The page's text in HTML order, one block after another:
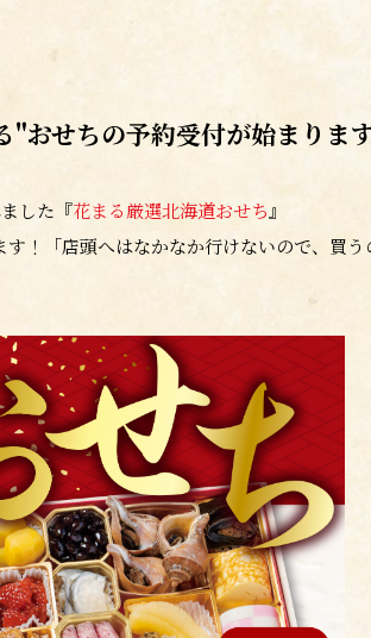
"おせちの予約受付が始まりま
した『花まる厳選北海道おせち 』
！「店頭へはなかなか行けないので、買